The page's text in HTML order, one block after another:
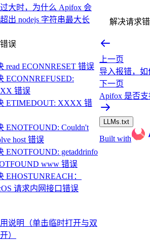
大时，为什么 Apifox 会
出 nodejs 字符串最大长
误
read ECONNRESET 错误
ECONNREFUSED:
错误
ETIMEDOUT: XXXX 错
ENOTFOUND: Couldn't
host 错误
ENOTFOUND: getaddrinfo
www 错误
EHOSTUNREACH：
请求内网接口错误
说明（单击临时打开与双
）
解决请求
上一页
导入报错，
下一页
Apifox 是否支
LLMs.txt
Built with